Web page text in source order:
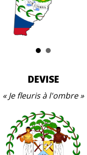
DEVISE
Je fleuris à l'ombre